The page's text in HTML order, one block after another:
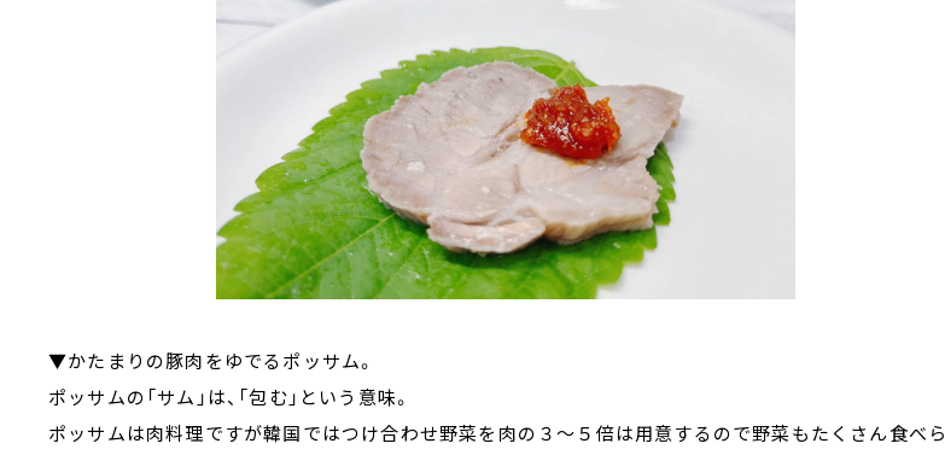
▼かたまりの豚肉をゆでるポッサム。
ポッサムの「サム」は、「包む」という意味。
ポッサムは肉料理ですが韓国ではつけ合わせ野菜を肉の３～５倍は用意するので野菜もたくさん食べら